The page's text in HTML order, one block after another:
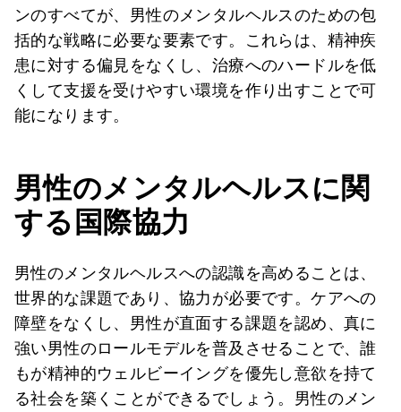
ンのすべてが、男性のメンタルヘルスのための包
括的な戦略に必要な要素です。これらは、精神疾
患に対する偏見をなくし、治療へのハードルを低
くして支援を受けやすい環境を作り出すことで可
能になります。
男性のメンタルヘルスに関
する国際協力
男性のメンタルヘルスへの認識を高めることは、
世界的な課題であり、協力が必要です。ケアへの
障壁をなくし、男性が直面する課題を認め、真に
強い男性のロールモデルを普及させることで、誰
もが精神的ウェルビーイングを優先し意欲を持て
る社会を築くことができるでしょう。男性のメン